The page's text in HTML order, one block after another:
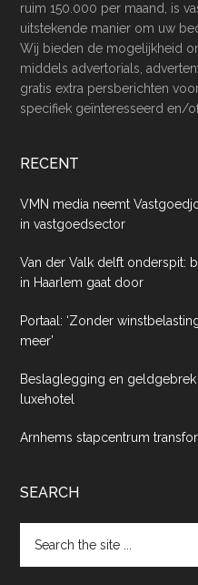
ruim 150.000 per maand, is
uitstekende manier om uw
Wij bieden de mogelijkheid
middels advertorials,
gratis extra persberichten
specifiek geïnteresseerd en/
RECENT
VMN media neemt
in vastgoedsector
Van der Valk delft onderspit:
in Haarlem gaat door
Portaal: ‘Zonder
meer’
Beslaglegging en
luxehotel
Arnhems stapcentrum
SEARCH
the